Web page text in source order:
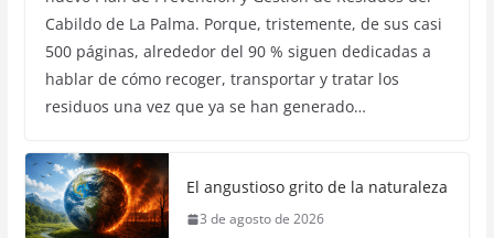
Cabildo de La Palma. Porque, tristemente, de sus casi
500 páginas, alrededor del 90 % siguen dedicadas a
hablar de cómo recoger, transportar y tratar los
residuos una vez que ya se han generado…
El angustioso grito de la naturaleza
3 de agosto de 2026